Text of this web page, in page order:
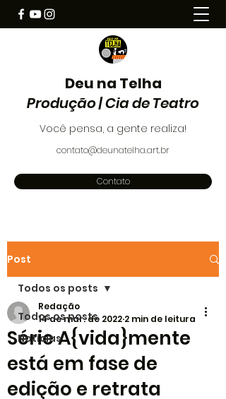
Deu na Telha
Produção | Cia de Teatro
Você pensa, a gente realiza!
contato@deunatelha.art.br
Contato
Post
Todos os posts
Notícias
Todos os posts
Série A{vida}mente
está em fase de
edição e retrata
Redação
14 de mar. de 2022 2 min de leitura